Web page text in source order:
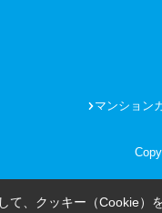
マンション
て、クッキー（Cookie）